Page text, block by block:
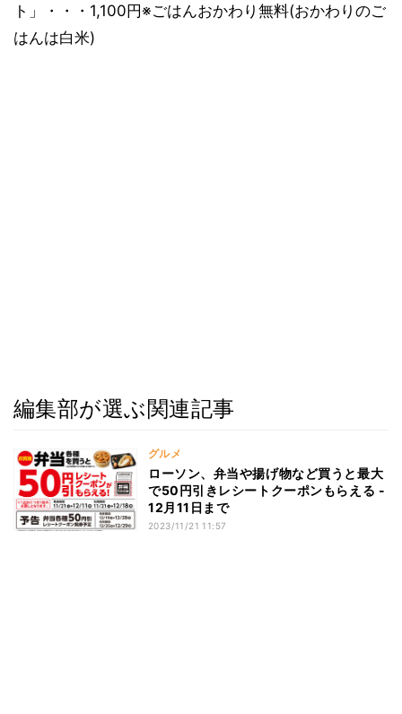
ト」・・・1,100円※ごはんおかわり無料(おかわりのご
はんは白米)
編集部が選ぶ関連記事
グルメ
ローソン、弁当や揚げ物など買うと最大
で50円引きレシートクーポンもらえる -
12月11日まで
2023/11/21 11:57